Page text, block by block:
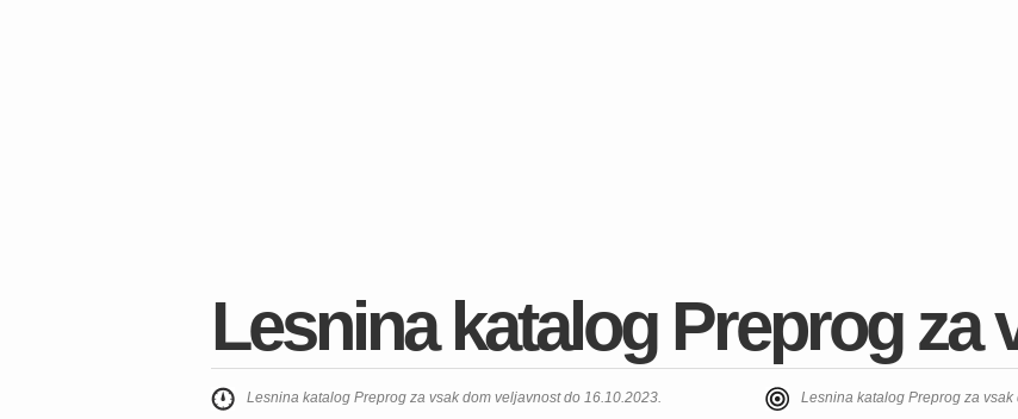
Lesnina katalog Preprog za
Lesnina katalog Preprog za vsak dom veljavnost do 16.10.2023. Lesnina katalog Preprog za